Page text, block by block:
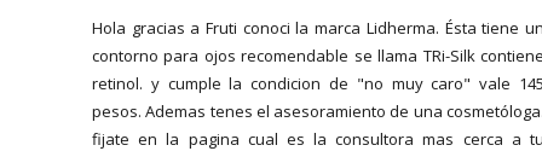
Hola gracias a Fruti conoci la marca Lidherma. Ésta tiene
contorno para ojos recomendable se llama TRi-Silk
retinol. y cumple la condicion de "no muy caro" vale
pesos. Ademas tenes el asesoramiento de una
fijate en la pagina cual es la consultora mas cerca a